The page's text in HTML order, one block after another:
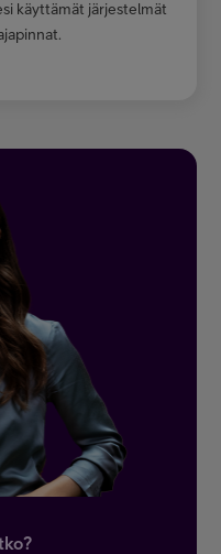
käyttämät järjestelmät